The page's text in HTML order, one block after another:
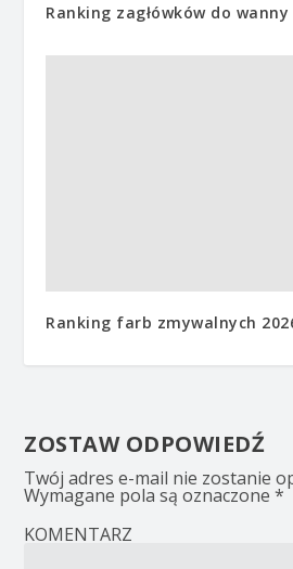
Ranking zagłówków do wanny
Ranking farb zmywalnych
ZOSTAW ODPOWIEDŹ
Twój adres e-mail nie zostanie
Wymagane pola są oznaczone*
KOMENTARZ